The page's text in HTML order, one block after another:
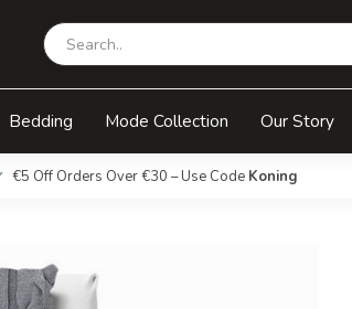
Bedding Mode Collection Our Story
€5 Off Orders Over €30 – Use Code Koning